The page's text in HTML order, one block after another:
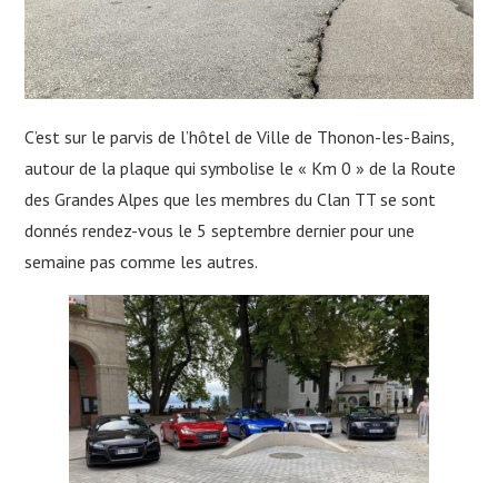
C’est sur le parvis de l’hôtel de Ville de Thonon-les-Bains,
autour de la plaque qui symbolise le « Km 0 » de la Route
des Grandes Alpes que les membres du Clan TT se sont
donnés rendez-vous le 5 septembre dernier pour une
semaine pas comme les autres.